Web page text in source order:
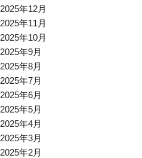
2025年12月
2025年11月
2025年10月
2025年9月
2025年8月
2025年7月
2025年6月
2025年5月
2025年4月
2025年3月
2025年2月